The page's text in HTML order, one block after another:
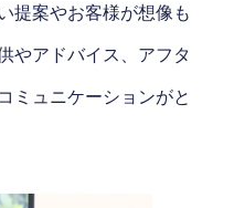
提案やお客様が想像も
やアドバイス、アフタ
ミュニケーションがと